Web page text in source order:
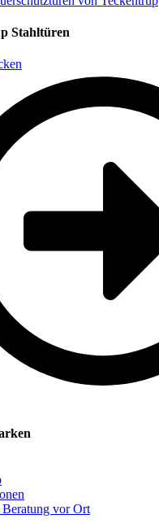
Stahltüren
vor Ort